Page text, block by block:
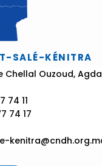
SALÉ-KÉNITRA
Chellal Ouzoud,
74 11
74 17